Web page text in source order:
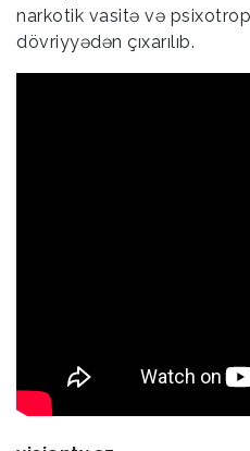
narkotik vasitə və
dövriyyədən çıxarılıb.